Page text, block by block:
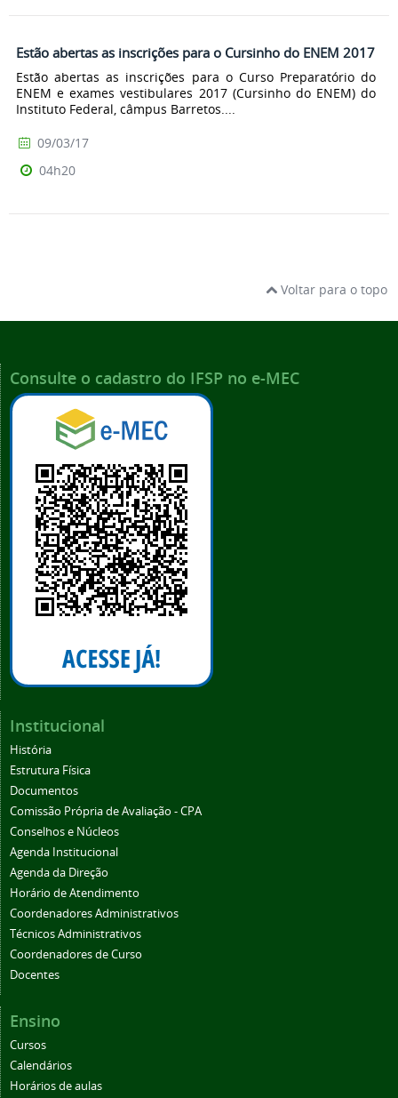
Estão abertas as inscrições para o Cursinho do ENEM 2017
Estão abertas as inscrições para o Curso Preparatório do
ENEM e exames vestibulares 2017 (Cursinho do ENEM) do
Instituto Federal, câmpus Barretos....
09/03/17
04h20
Voltar para o topo
Consulte o cadastro do IFSP no e-MEC
Institucional
História
Estrutura Física
Documentos
Comissão Própria de Avaliação - CPA
Conselhos e Núcleos
Agenda Institucional
Agenda da Direção
Horário de Atendimento
Coordenadores Administrativos
Técnicos Administrativos
Coordenadores de Curso
Docentes
Ensino
Cursos
Calendários
Horários de aulas